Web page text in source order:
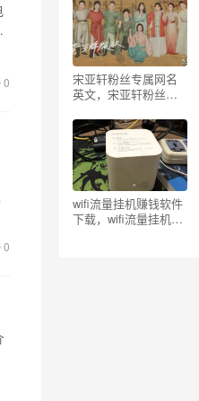
0
0
宋亚轩粉丝专属网名
英文，宋亚轩粉丝专
wifi流量挂机赚钱软件
下载，wifi流量挂机赚